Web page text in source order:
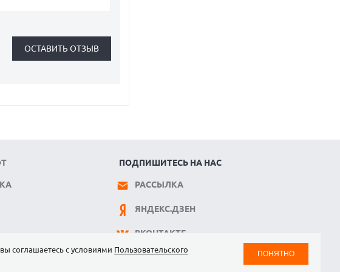
ПОДПИШИТЕСЬ НА НАС
РАССЫЛКА
ЯНДЕКС.ДЗЕН
ВКОНТАКТЕ
TELEGRAM
соглашаетесь с условиями Пользовательского
ПОНЯТНО